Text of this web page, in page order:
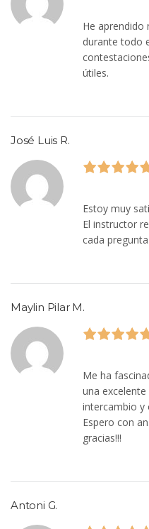
He aprendido
durante todo
útiles.
José Luis R.
Estoy muy
El instructor
cada
Maylin Pilar M.
Me ha
una
intercambio y
Espero con
gracias!!!
Antoni G.